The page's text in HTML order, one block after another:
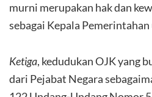
murni merupakan hak dan
sebagai Kepala
Ketiga, kedudukan OJK yang
dari Pejabat Negara